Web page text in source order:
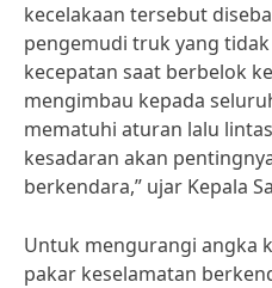
kecelakaan tersebut
pengemudi truk yang
kecepatan saat berbelok
mengimbau kepada
mematuhi aturan lalu
kesadaran akan
berkendara,” ujar Kepala
Untuk mengurangi angka
pakar keselamatan